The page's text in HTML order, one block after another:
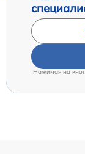
Нажимая на